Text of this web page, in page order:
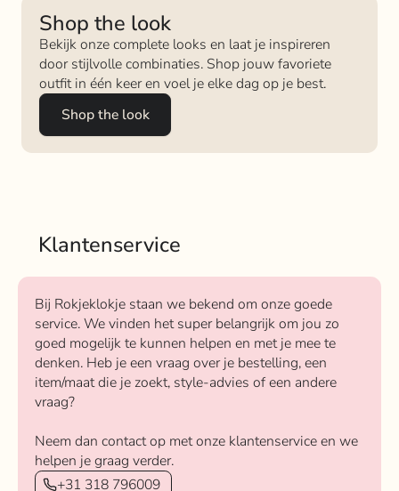
Shop the look
Bekijk onze complete looks en laat je inspireren
door stijlvolle combinaties. Shop jouw favoriete
outfit in één keer en voel je elke dag op je best.
Shop the look
Klantenservice
Bij Rokjeklokje staan we bekend om onze goede
service. We vinden het super belangrijk om jou zo
goed mogelijk te kunnen helpen en met je mee te
denken. Heb je een vraag over je bestelling, een
item/maat die je zoekt, style-advies of een andere
vraag?
Neem dan contact op met onze klantenservice en we
helpen je graag verder.
+31 318 796009